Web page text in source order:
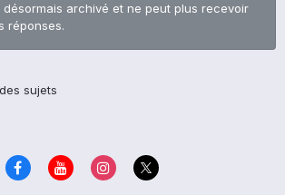
désormais archivé et ne peut plus recevoir
réponses.
sujets